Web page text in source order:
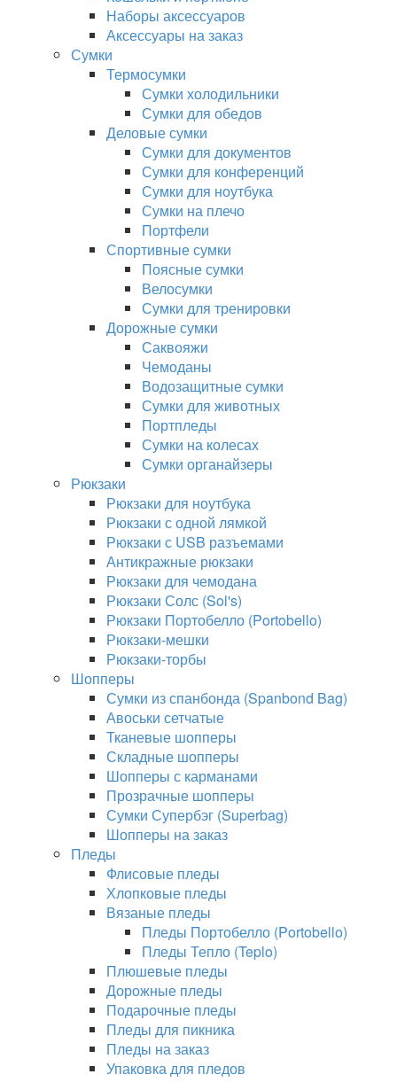
Наборы аксессуаров
Аксессуары на заказ
Сумки
Термосумки
Сумки холодильники
Сумки для обедов
Деловые сумки
Сумки для документов
Сумки для конференций
Сумки для ноутбука
Сумки на плечо
Портфели
Спортивные сумки
Поясные сумки
Велосумки
Сумки для тренировки
Дорожные сумки
Саквояжи
Чемоданы
Водозащитные сумки
Сумки для животных
Портпледы
Сумки на колесах
Сумки органайзеры
Рюкзаки
Рюкзаки для ноутбука
Рюкзаки с одной лямкой
Рюкзаки с USB разъемами
Антикражные рюкзаки
Рюкзаки для чемодана
Рюкзаки Солс (Sol's)
Рюкзаки Портобелло (Portobello)
Рюкзаки-мешки
Рюкзаки-торбы
Шопперы
Сумки из спанбонда (Spanbond Bag)
Авоськи сетчатые
Тканевые шопперы
Складные шопперы
Шопперы с карманами
Прозрачные шопперы
Сумки Супербэг (Superbag)
Шопперы на заказ
Пледы
Флисовые пледы
Хлопковые пледы
Вязаные пледы
Пледы Портобелло (Portobello)
Пледы Тепло (Teplo)
Плюшевые пледы
Дорожные пледы
Подарочные пледы
Пледы для пикника
Пледы на заказ
Упаковка для пледов